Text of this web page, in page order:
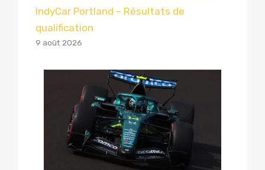
IndyCar Portland – Résultats de
qualification
9 août 2026